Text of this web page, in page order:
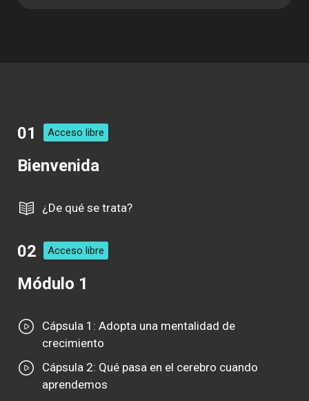
01 Acceso libre
Bienvenida
¿De qué se trata?
02 Acceso libre
Módulo 1
Cápsula 1: Adopta una mentalidad de
crecimiento
Cápsula 2: Qué pasa en el cerebro cuando
aprendemos